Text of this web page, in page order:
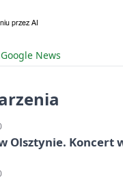
Google News
w Olsztynie.